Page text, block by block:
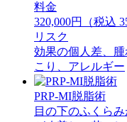
料金
320,000円（税込
リスク
効果の個人差、
こり、アレルギー
PRP-MI脱脂術
目の下のふくら